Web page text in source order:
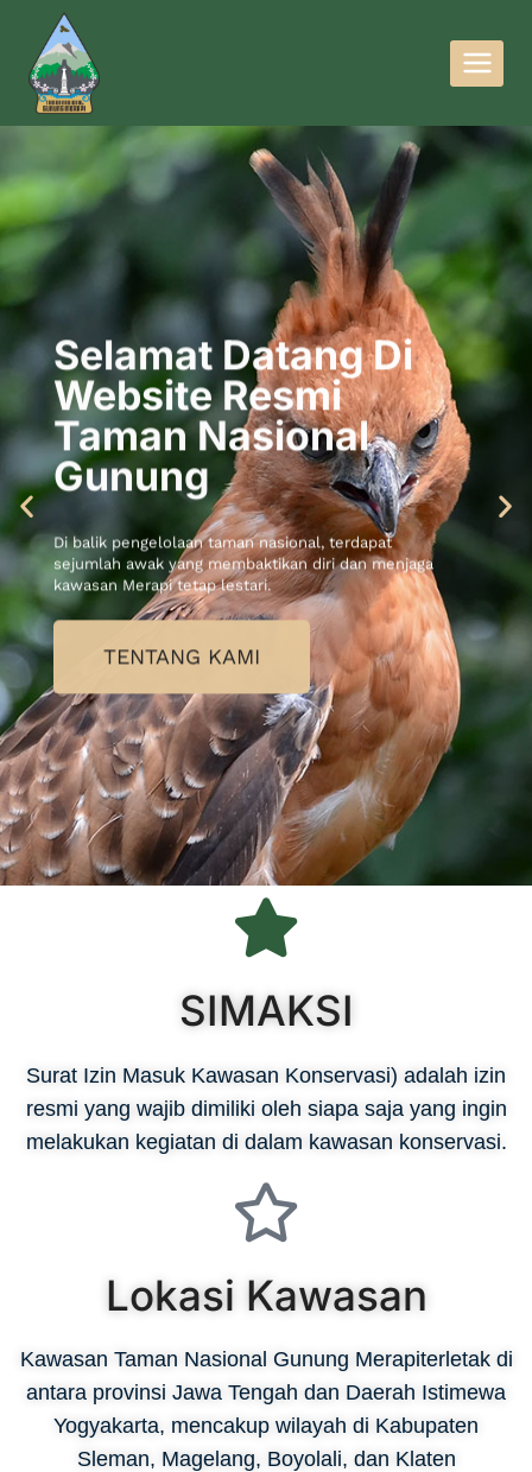
Selamat Datang Di
Website Resmi
Taman Nasional
Gunung
Di balik pengelolaan taman nasional, terdapat
sejumlah awak yang membaktikan diri dan menjaga
kawasan Merapi tetap lestari.
TENTANG KAMI
SIMAKSI
Surat Izin Masuk Kawasan Konservasi) adalah izin
resmi yang wajib dimiliki oleh siapa saja yang ingin
melakukan kegiatan di dalam kawasan konservasi.
Lokasi Kawasan
Kawasan Taman Nasional Gunung Merapiterletak di
antara provinsi Jawa Tengah dan Daerah Istimewa
Yogyakarta, mencakup wilayah di Kabupaten
Sleman, Magelang, Boyolali, dan Klaten